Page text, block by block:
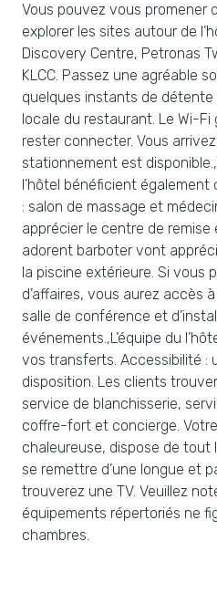
Vous pouvez vous promener
explorer les sites autour de
Discovery Centre, Petronas
KLCC. Passez une agréable
quelques instants de
locale du restaurant. Le Wi-
rester connecter. Vous
stationnement est
l’hôtel bénéficient
: salon de massage et
apprécier le centre de remise
adorent barboter vont
la piscine extérieure. Si vous
d’affaires, vous aurez accès
salle de conférence et
événements.,L’équipe du
vos transferts. Accessibilité :
disposition. Les clients
service de blanchisserie,
coffre-fort et concierge.
chaleureuse, dispose de
se remettre d’une longue et
trouverez une TV. Veuillez
équipements répertoriés ne
chambres.